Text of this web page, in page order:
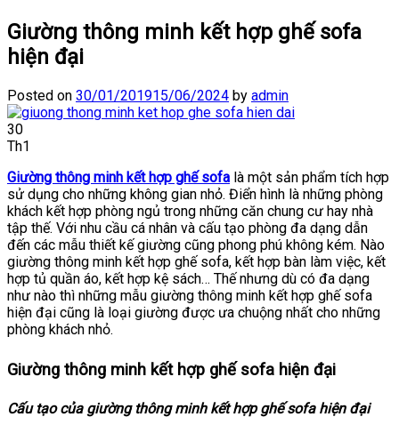
Giường thông minh kết hợp ghế sofa
hiện đại
Posted on 30/01/201915/06/2024 by admin
30
Th1
Giường thông minh kết hợp ghế sofa là một sản phẩm tích hợp
sử dụng cho những không gian nhỏ. Điển hình là những phòng
khách kết hợp phòng ngủ trong những căn chung cư hay nhà
tập thế. Với nhu cầu cá nhân và cấu tạo phòng đa dạng dẫn
đến các mẫu thiết kế giường cũng phong phú không kém. Nào
giường thông minh kết hợp ghế sofa, kết hợp bàn làm việc, kết
hợp tủ quần áo, kết hợp kệ sách… Thế nhưng dù có đa dạng
như nào thì những mẫu giường thông minh kết hợp ghế sofa
hiện đại cũng là loại giường được ưa chuộng nhất cho những
phòng khách nhỏ.
Giường thông minh kết hợp ghế sofa hiện đại
Cấu tạo của giường thông minh kết hợp ghế sofa hiện đại